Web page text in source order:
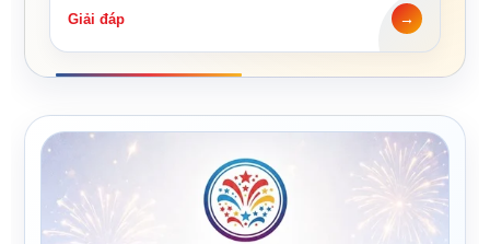
Giải đáp